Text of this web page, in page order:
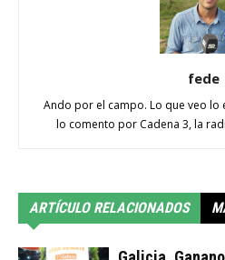
fede
Ando por el campo. Lo que veo lo
lo comento por Cadena 3, la
ARTÍCULO RELACIONADOS